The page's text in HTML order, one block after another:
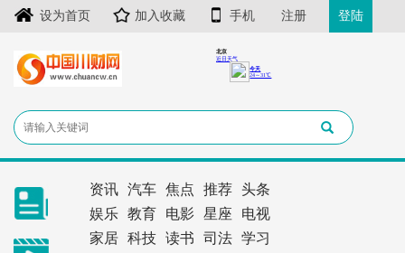
设为首页 加入收藏 手机 注册 登陆
资讯 汽车 焦点 推荐
头条
娱乐
教育 电影 星座
电视
家居
科技 读书 司法
学习